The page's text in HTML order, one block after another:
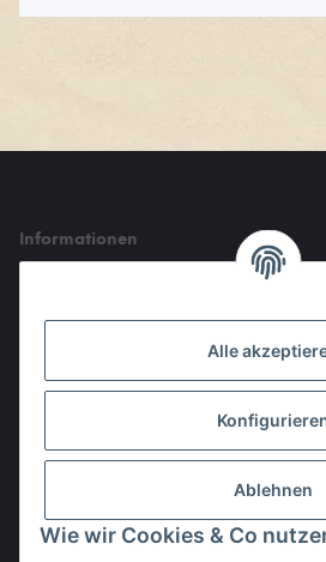
Informationen
Alle
Ablehnen
Wie wir Cookies & Co